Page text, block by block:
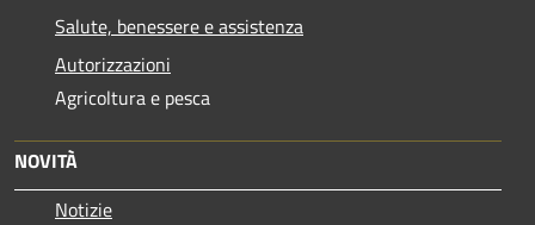
Salute, benessere e assistenza
Autorizzazioni
Agricoltura e pesca
NOVITÀ
Notizie